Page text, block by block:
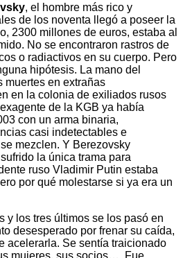
, el hombre más rico y
de los noventa llegó a poseer la
2300 millones de euros, estaba al
No se encontraron rastros de
o radiactivos en su cuerpo. Pero
hipótesis. La mano del
muertes en extrañas
en la colonia de exiliados rusos
de la KGB ya había
con un arma binaria,
casi indetectables e
mezclen. Y Berezovsky
la única trama para
ruso Vladimir Putin estaba
por qué molestarse si ya era un
y los tres últimos se los pasó en
desesperado por frenar su caída,
acelerarla. Se sentía traicionado
mujeres, sus socios… Fue